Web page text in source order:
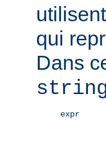
qui
Dans
expr